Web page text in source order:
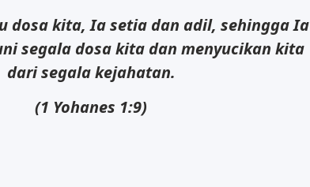
dosa kita, Ia setia dan adil, sehingga Ia
segala dosa kita dan menyucikan kita
dari segala kejahatan.
(1 Yohanes 1:9)